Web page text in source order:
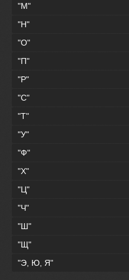
"М"
"Н"
"О"
"П"
"Р"
"С"
"Т"
"У"
"Ф"
"Х"
"Ц"
"Ч"
"Ш"
"Щ"
"Э, Ю, Я"